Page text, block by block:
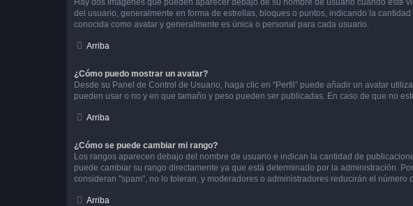
Hay dos imágenes que pueden aparecer debajo de su nombre de usuario cuando
del usuario, generalmente en forma de estrellas, bloques o puntos, indicando la
conocida como avatar y generalmente es única o personal para cada usuario.
Arriba
¿Cómo puedo mostrar un avatar?
Desde su Panel de Control de Usuario, haga clic en “Perfil” puede añadir un avatar
pueden usar o no y en que tamaño y peso pueden ser publicadas. En caso de que no
Arriba
¿Cómo se puede cambiar mi rango?
Los rangos aparecen debajo del nombre de usuario e indican la cantidad de
puede cambiar su rango directamente ya que está determinado por la administración.
consideran "spam", no lo toleran, y moderadores o administradores reducirán el
Arriba